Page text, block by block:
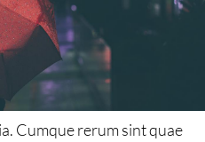
Cumque rerum sint quae